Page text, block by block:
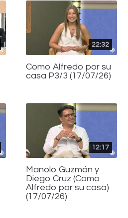
22:32
Como Alfredo por su
casa P3/3 (17/07/26)
12:17
Manolo Guzmán y
Diego Cruz (Como
Alfredo por su casa)
(17/07/26)